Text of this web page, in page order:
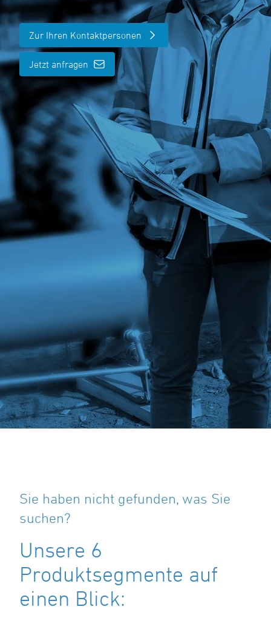
Zur Ihren Kontaktpersonen
Jetzt anfragen
Sie haben nicht gefunden, was Sie
suchen?
Unsere 6
Produktsegmente auf
einen Blick: